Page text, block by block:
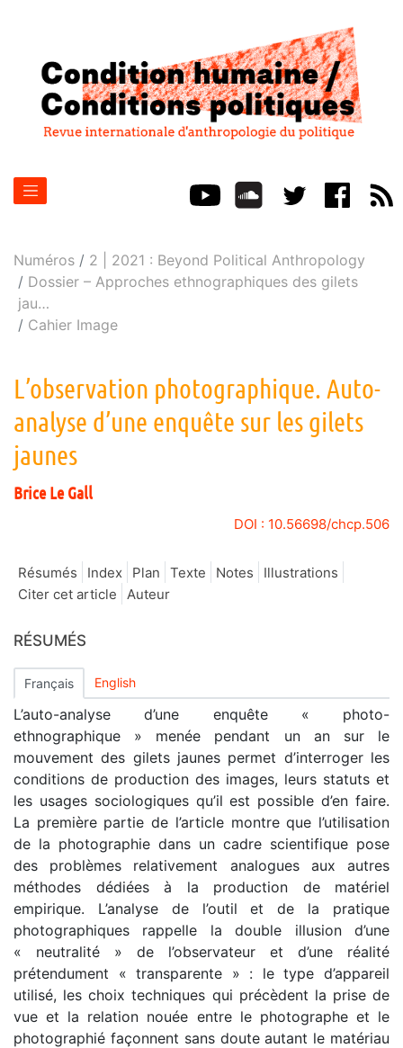
Numéros
2 | 2021 : Beyond Political Anthropology
Dossier – Approches ethnographiques des gilets
jau…
Cahier Image
L’observation photographique. Auto-
analyse d’une enquête sur les gilets
jaunes
BriceLe Gall
DOI : 10.56698/chcp.506
Résumés Index Plan Texte Notes
Illustrations
Citer cet article
Auteur
RÉSUMÉS
Français English
L’auto-analyse d’une enquête « photo-
ethnographique » menée pendant un an sur le
mouvement des gilets jaunes permet d’interroger les
conditions de production des images, leurs statuts et
les usages sociologiques qu’il est possible d’en faire.
La première partie de l’article montre que l’utilisation
de la photographie dans un cadre scientifique pose
des problèmes relativement analogues aux autres
méthodes dédiées à la production de matériel
empirique. L’analyse de l’outil et de la pratique
photographiques rappelle la double illusion d’une
« neutralité » de l’observateur et d’une réalité
prétendument « transparente » : le type d’appareil
utilisé, les choix techniques qui précèdent la prise de
vue et la relation nouée entre le photographe et le
photographié façonnent sans doute autant le matériau